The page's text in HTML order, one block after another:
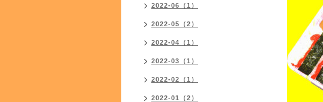
2022-06（1）
2022-05（2）
2022-04（1）
2022-03（1）
2022-02（1）
2022-01（2）